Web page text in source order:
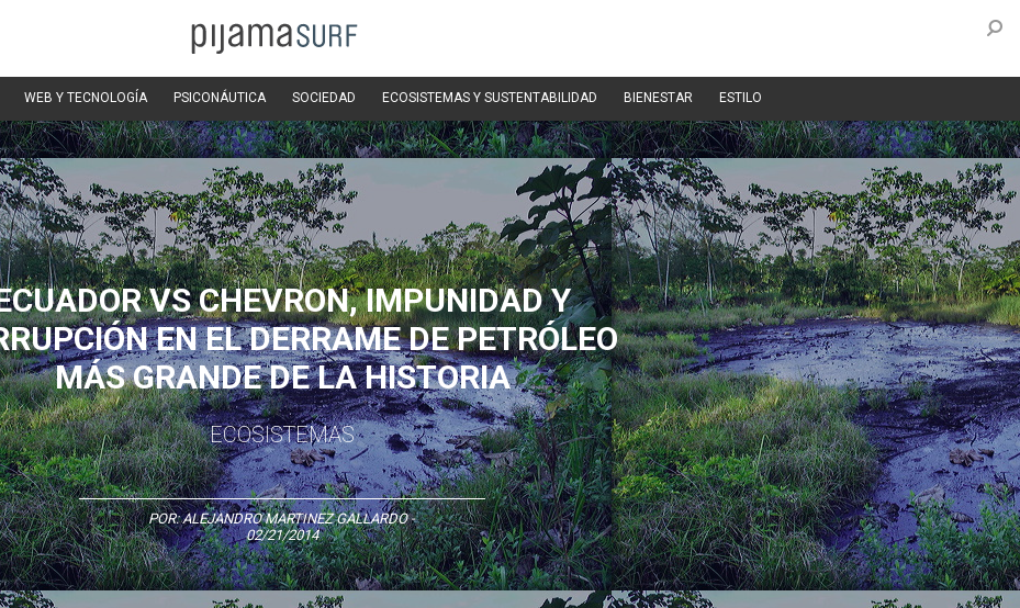
WEB Y TECNOLOGÍA PSICONÁUTICA SOCIEDAD ECOSISTEMAS Y SUSTENTABILIDAD BIENESTAR ESTILO
VS CHEVRON, IMPUNIDAD Y
EN EL DERRAME DE PETRÓLEO
MÁS GRANDE DE LA HISTORIA
ECOSISTEMAS
POR:ALEJANDRO MARTINEZ GALLARDO-
02/21/2014